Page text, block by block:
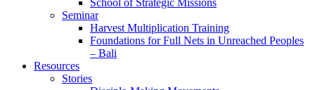
School of Strategic Missions
Seminar
Harvest Multiplication Training
Foundations for Full Nets in Unreached Peoples
– Bali
Resources
Stories